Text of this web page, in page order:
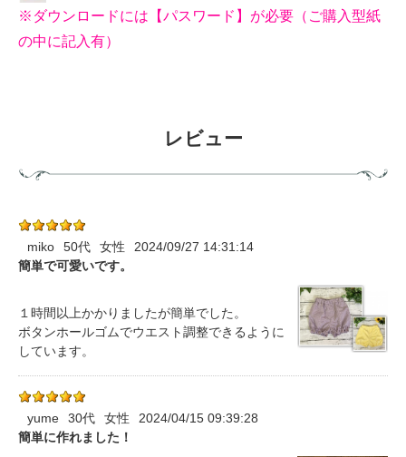
※ダウンロードには【パスワード】が必要（ご購入型紙
の中に記入有）
レビュー
miko 50代 女性
2024/09/27 14:31:14
簡単で可愛いです。
１時間以上かかりましたが簡単でした。
ボタンホールゴムでウエスト調整できるように
しています。
yume 30代 女性
2024/04/15 09:39:28
簡単に作れました！